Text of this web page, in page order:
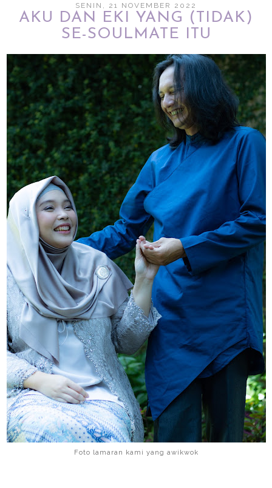
SENIN, 21 NOVEMBER 2022
AKU DAN EKI YANG (TIDAK)
SE-SOULMATE ITU
Foto lamaran kami yang awikwok